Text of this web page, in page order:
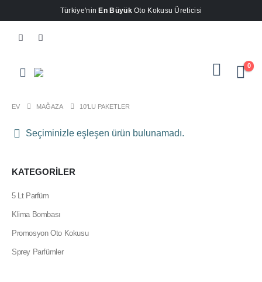
Türkiye'nin En BüyükOto Kokusu Üreticisi
0
EV MAĞAZA 10'LU PAKETLER
Seçiminizle eşleşen ürün bulunamadı.
KATEGORİLER
5 Lt Parfüm
Klima Bombası
Promosyon Oto Kokusu
Sprey Parfümler